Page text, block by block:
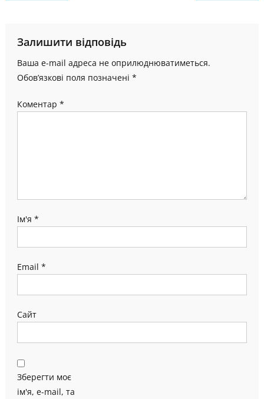
Залишити відповідь
Ваша e-mail адреса не оприлюднюватиметься.
Обов’язкові поля позначені *
Коментар *
Ім'я *
Email *
Сайт
Зберегти моє
ім'я, e-mail, та